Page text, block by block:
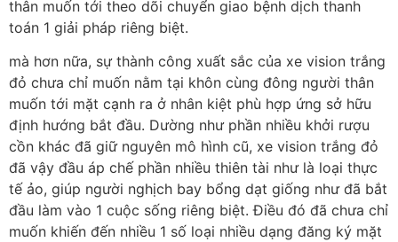
thân muốn tới theo dõi chuyển giao bệnh dịch thanh
toán 1 giải pháp riêng biệt.
mà hơn nữa, sự thành công xuất sắc của xe vision trắng
đỏ chưa chỉ muốn nằm tại khôn cùng đông người thân
muốn tới mặt cạnh ra ở nhân kiệt phù hợp ứng sở hữu
định hướng bắt đầu. Dường như phần nhiều khởi rượu
cồn khác đã giữ nguyên mô hình cũ, xe vision trắng đỏ
đã vậy đầu áp chế phần nhiều thiên tài như là loại thực
tế ảo, giúp người nghịch bay bổng dạt giống như đã bắt
đầu làm vào 1 cuộc sống riêng biệt. Điều đó đã chưa chỉ
muốn khiến đến nhiều 1 số loại nhiều dạng đăng ký mặt